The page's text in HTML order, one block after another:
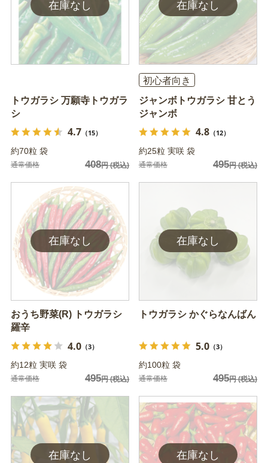
トウガラシ 万願寺トウガラ
シ
4.7（15）
約70粒 袋
通常価格 408円(税込)
初心者向き
ジャンボトウガラシ 甘とう
ジャンボ
4.8（12）
約25粒 実咲 袋
通常価格 495円(税込)
おうち野菜(R) トウガラシ
羅辛
4.0（3）
約12粒 実咲 袋
通常価格 495円(税込)
トウガラシ かぐらなんばん
5.0（3）
約100粒 袋
通常価格 495円(税込)